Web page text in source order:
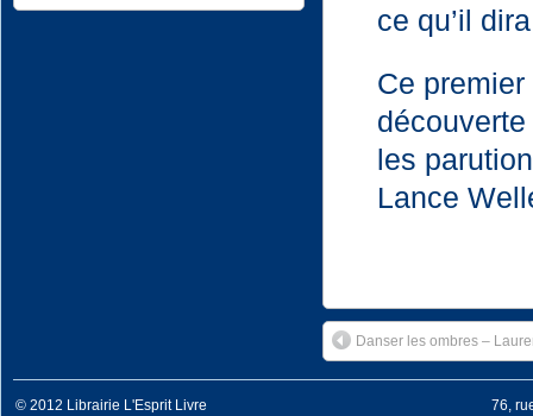
ce qu’il
Ce
les
Lance
Danser les ombres –
© 2012 Librairie L'Esprit Livre
76,